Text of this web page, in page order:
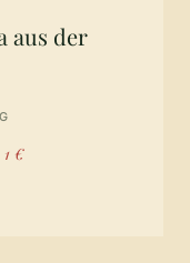
aus der
€